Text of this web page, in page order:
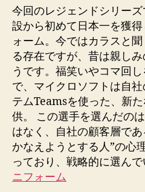
entrada
entrada
今回のレジェンドシリー
設から初めて日本一を獲
ォーム。今ではカラスと
る存在ですが、昔は親し
うです。福笑いやコマ回
で、マイクロソフトは自
テムTeamsを使った、新
供。 この選手を選んだの
はなく、自社の顧客層で
かなえようとする人”の心
っており、戦略的に選んで
ニフォーム